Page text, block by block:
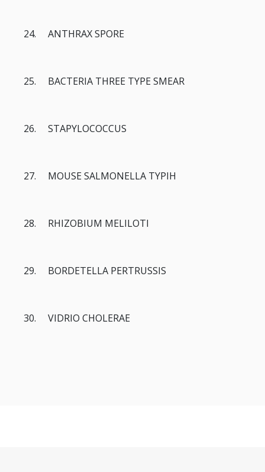
24. ANTHRAX SPORE
25. BACTERIA THREE TYPE SMEAR
26. STAPYLOCOCCUS
27. MOUSE SALMONELLA TYPIH
28. RHIZOBIUM MELILOTI
29. BORDETELLA PERTRUSSIS
30. VIDRIO CHOLERAE